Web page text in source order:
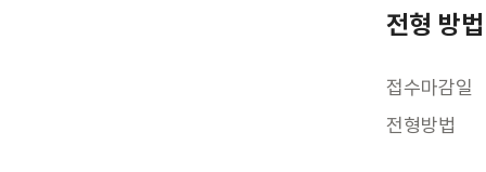
전형 방법
접수마감일
전형방법